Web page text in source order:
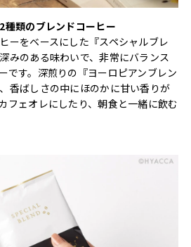
種類のブレンドコーヒー
ーをベースにした『スペシャルブレ
みのある味わいで、非常にバランス
です。深煎りの『ヨーロピアンブレン
香ばしさの中にほのかに甘い香りが
フェオレにしたり、朝食と一緒に飲む